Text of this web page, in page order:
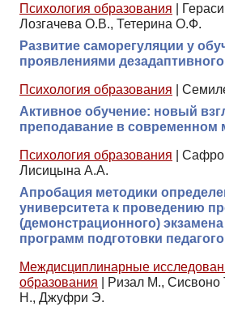
Психология образования
Лозгачева О.В., Тетерина О.Ф.
Развитие саморегуляции у
проявлениями
Психология образования
Активное обучение: новый
преподавание в современном
Психология образования
Лисицына А.А.
Апробация методики
университета к проведению
(демонстрационного)
программ подготовки
Междисциплинарные
образования
Ризал М.,
Н., Джуфри Э.